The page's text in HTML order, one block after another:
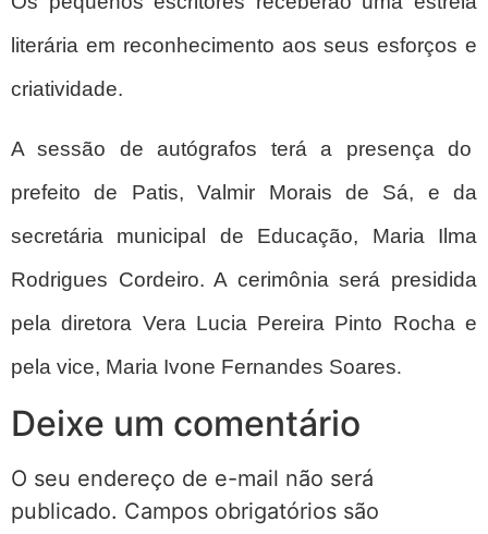
literária em reconhecimento aos seus esforços e
criatividade.
A sessão de autógrafos terá a presença do
prefeito de Patis, Valmir Morais de Sá, e da
secretária municipal de Educação, Maria Ilma
Rodrigues Cordeiro. A cerimônia será presidida
pela diretora Vera Lucia Pereira Pinto Rocha e
pela vice, Maria Ivone Fernandes Soares.
Deixe um comentário
O seu endereço de e-mail não será
publicado. Campos obrigatórios são